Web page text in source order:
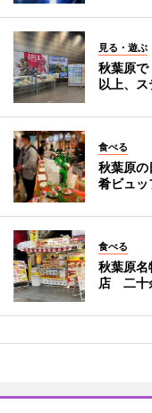
見る・遊ぶ
秋葉原
以上、
食べる
秋葉原
肴ビュッ
食べる
秋葉原名
店 二十